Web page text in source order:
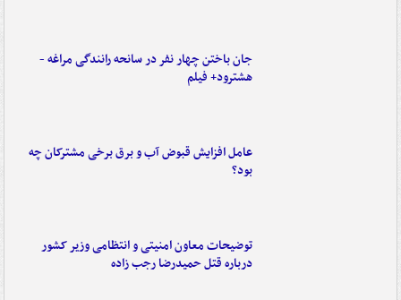
جان باختن چهار نفر در سانحه رانندگی مراغه -
هشترود+ فیلم
عامل افزایش قبوض آب و برق برخی مشترکان چه
بود؟
توضیحات معاون امنیتی و انتظامی وزیر کشور
درباره قتل حمیدرضا رجب زاده